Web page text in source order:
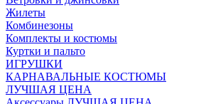
Жилеты
Комбинезоны
Комплекты и костюмы
Куртки и пальто
ИГРУШКИ
КАРНАВАЛЬНЫЕ КОСТЮМЫ
ЛУЧШАЯ ЦЕНА